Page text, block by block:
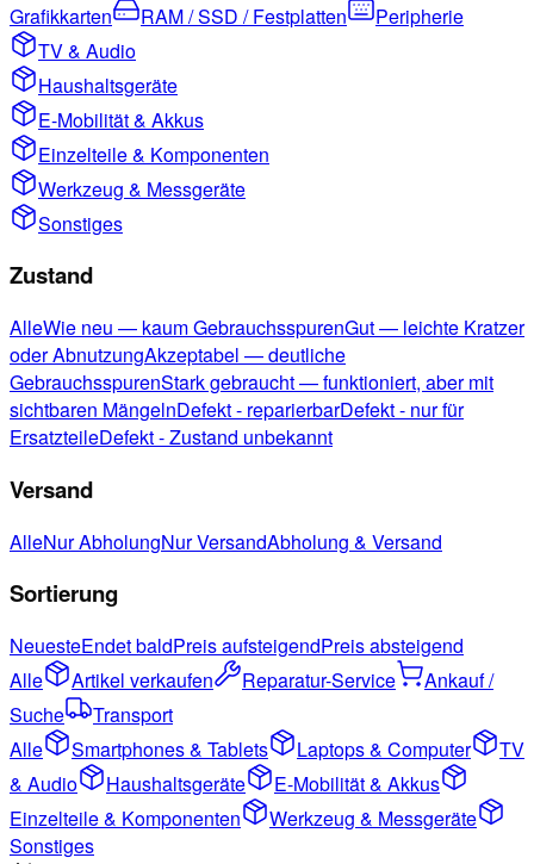
Grafikkarten
RAM / SSD / Festplatten
Peripherie
TV & Audio
Haushaltsgeräte
E-Mobilität & Akkus
Einzelteile & Komponenten
Werkzeug & Messgeräte
Sonstiges
Zustand
AlleWie neu — kaum GebrauchsspurenGut — leichte Kratzer
oder AbnutzungAkzeptabel — deutliche
GebrauchsspurenStark gebraucht — funktioniert, aber mit
sichtbaren MängelnDefekt - reparierbarDefekt - nur für
ErsatzteileDefekt - Zustand unbekannt
Versand
AlleNur AbholungNur VersandAbholung & Versand
Sortierung
NeuesteEndet baldPreis aufsteigendPreis absteigend
Alle
Artikel verkaufen Reparatur-Service
Ankauf /
Suche
Transport
Alle
Smartphones & Tablets Laptops & Computer
TV
& Audio
Haushaltsgeräte
E-Mobilität & Akkus
Einzelteile & Komponenten
Werkzeug & Messgeräte
Sonstiges